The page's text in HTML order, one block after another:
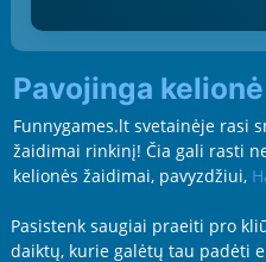
Pavojinga kelionė
Funnygames.lt svetainėje rasi
žaidimai rinkinį! Čia gali rasti
kelionės žaidimai, pavyzdžiui,
Pasistenk saugiai praeiti pro
daiktų, kurie galėtų tau padėti